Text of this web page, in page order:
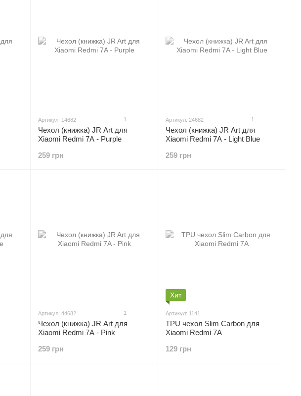
Артикул: 14682 1
Чехол (книжка) JR Art для
Xiaomi Redmi 7A - Purple
259 грн
Артикул: 24682 1
Чехол (книжка) JR Art для
Xiaomi Redmi 7A - Light Blue
259 грн
Артикул: 44682 1
Чехол (книжка) JR Art для
Xiaomi Redmi 7A - Pink
259 грн
Хит
Артикул: 1141
TPU чехол Slim Carbon для
Xiaomi Redmi 7A
129 грн